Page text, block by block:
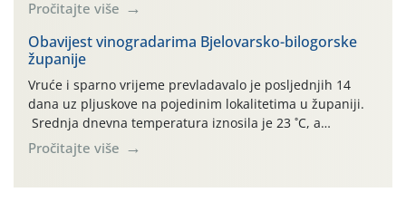
činjenicom da je riječ o mladim nasadima s vrlo malim
urodom, što je povezano i s manjim brojem prezimjelih
jedinki. U starijim nasadima, na žutim ljepljivim Rebell
pločama s […]
Pročitajte više
Obavijest vinogradarima Bjelovarsko-bilogorske
županije
Vruće i sparno vrijeme prevladavalo je posljednjih 14
dana uz pljuskove na pojedinim lokalitetima u županiji.
Srednja dnevna temperatura iznosila je 23 ˚C, a
maksimalne su posljednjih dana dosezale do 35 ˚C.
Simptome plamenjače vinove loze (Plasmoparas
Pročitajte više